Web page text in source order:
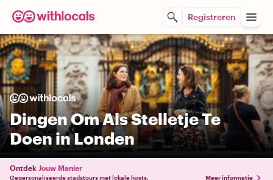
Registreren
Dingen Om Als Stelletje Te
Doen in Londen
Ontdek Jouw Manier
Gepersonaliseerde stadstours met lokale hosts. Meer informatie